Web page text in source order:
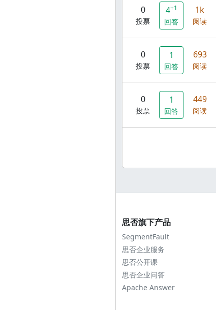
0
投票
4+1
回答
1k
阅读
0
投票
1
回答
693
阅读
0
投票
1
回答
449
阅读
思否旗下产品
SegmentFault
思否企业服务
思否公开课
思否企业问答
Apache Answer